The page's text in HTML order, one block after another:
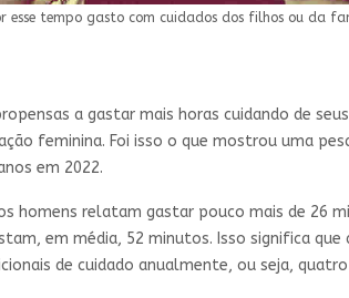
esse tempo gasto com cuidados dos filhos ou
a gastar mais horas cuidando de
feminina. Foi isso o que mostrou uma
em 2022.
homens relatam gastar pouco mais de 26
em média, 52 minutos. Isso significa
de cuidado anualmente, ou seja,